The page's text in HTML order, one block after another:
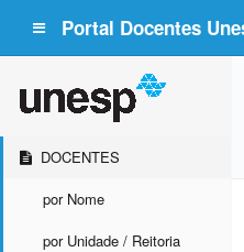
Portal Docentes
DOCENTES
por Nome
por Unidade / Reitoria